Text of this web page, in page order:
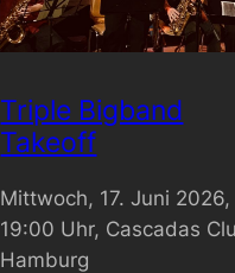
Triple Bigband
Takeoff
Mittwoch, 17. Juni 2026,
19:00 Uhr, Cascadas
Hamburg